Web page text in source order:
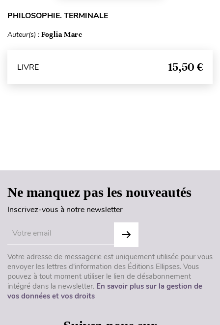
PHILOSOPHIE. TERMINALE
Auteur(s) : Foglia Marc
LIVRE 15,50 €
Ne manquez pas les nouveautés
Inscrivez-vous à notre newsletter
Votre adresse de messagerie est uniquement utilisée pour vous
envoyer les lettres d'information des Éditions Ellipses. Vous
pouvez à tout moment utiliser le lien de désabonnement
intégré dans la newsletter. En savoir plus sur la gestion de
vos données et vos droits